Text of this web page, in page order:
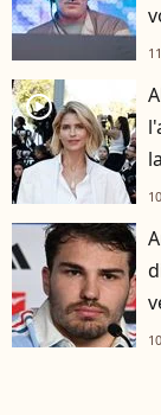
player2